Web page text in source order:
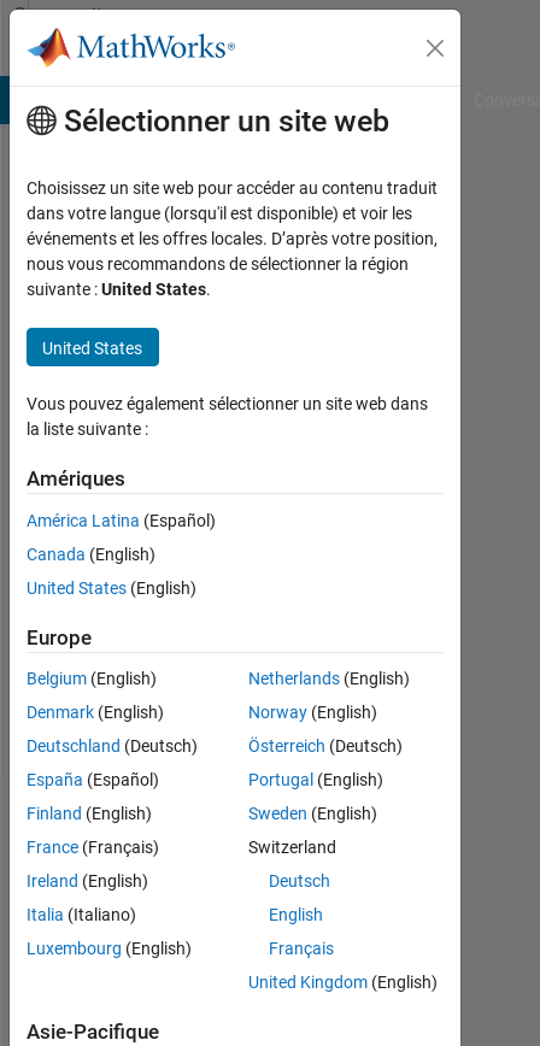
Passer au contenu
Community
Profile
Alan
Keenan
Last
4
mois
|
depuis
2020
Followers:
0
Follow
Badges
Alan
Keenan's
Badges
Sélectionner un site web
Choisissez un site web pour accéder au contenu traduit
dans votre langue (lorsqu'il est disponible) et voir les
événements et les offres locales. D’après votre position,
nous vous recommandons de sélectionner la région
suivante :United States.
United States
Vous pouvez également sélectionner un site web dans
la liste suivante :
Amériques
América Latina (Español)
Canada (English)
United States (English)
Europe
Belgium (English)
Denmark (English)
Deutschland (Deutsch)
España (Español)
Finland (English)
France (Français)
Ireland (English)
Italia (Italiano)
Luxembourg (English)
Netherlands(English)
Norway(English)
Österreich (Deutsch)
Portugal (English)
Sweden (English)
Switzerland
Deutsch
English
Français
United Kingdom(English)
Asie-Pacifique